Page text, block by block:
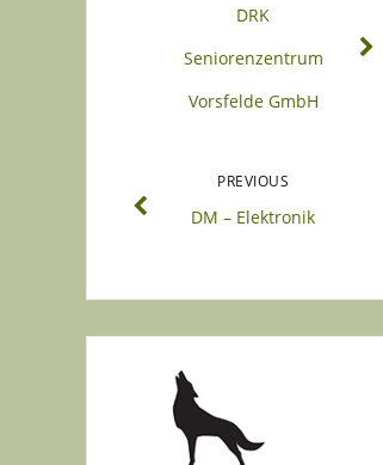
DRK
Seniorenzentrum
Vorsfelde GmbH
PREVIOUS
DM – Elektronik